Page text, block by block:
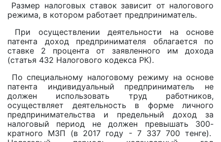
Размер налоговых ставок зависит от налогового
режима, в котором работает предприниматель.
При осуществлении деятельности на основе
патента доход предпринимателя облагается по
ставке 2 процента от заявленного им дохода
(статья 432 Налогового кодекса РК).
По специальному налоговому режиму на основе
патента индивидуальный предприниматель не
должен использовать труд работников,
осуществляет деятельность в форме личного
предпринимательства и предельный доход за
налоговый период не должен превышать 300-
кратного МЗП (в 2017 году - 7 337 700 тенге).